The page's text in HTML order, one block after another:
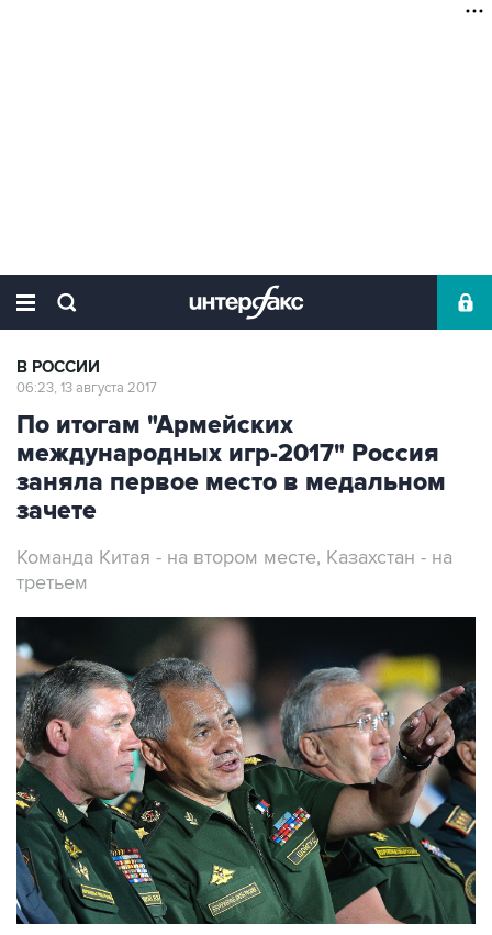
В РОССИИ
06:23, 13 августа 2017
По итогам "Армейских
международных игр-2017" Россия
заняла первое место в медальном
зачете
Команда Китая - на втором месте, Казахстан - на
третьем